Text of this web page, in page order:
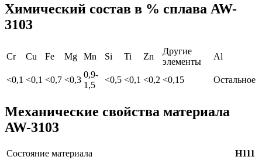
Химический состав в % сплава AW-
3103
Cr Cu Fe Mg Mn Si Ti Zn
Другие
элементы
Al
<0,1 <0,1 <0,7 <0,3
0,9-
1,5
<0,5 <0,1 <0,2 <0,15 Остальное
Механические свойства материала
AW-3103
Состояние материала
H111